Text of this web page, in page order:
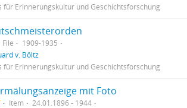
für Erinnerungskultur und Geschichtsforschung
File
1909-1935
v. Böltz
für Erinnerungskultur und Geschichtsforschung
mit Foto
Item
24.01.1896 - 1944